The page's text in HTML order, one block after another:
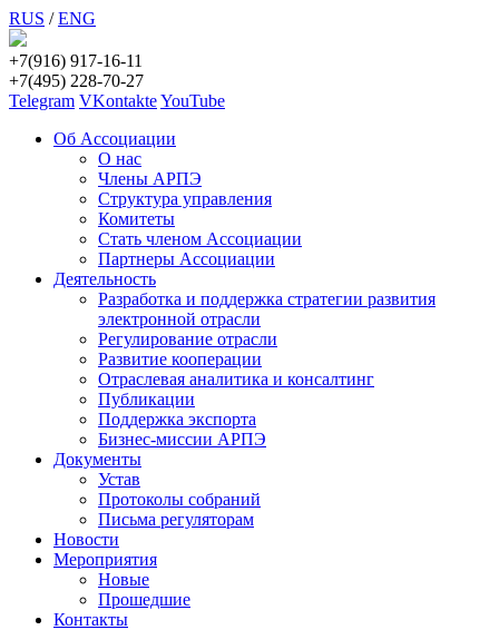
RUS /ENG
+7(916) 917-16-11
+7(495) 228-70-27
Telegram VKontakteYouTube
Об Ассоциации
О нас
Члены АРПЭ
Структура управления
Комитеты
Стать членом Ассоциации
Партнеры Ассоциации
Деятельность
Разработка и поддержка стратегии развития
электронной отрасли
Регулирование отрасли
Развитие кооперации
Отраслевая аналитика и консалтинг
Публикации
Поддержка экспорта
Бизнес-миссии АРПЭ
Документы
Устав
Протоколы собраний
Письма регуляторам
Новости
Мероприятия
Новые
Прошедшие
Контакты